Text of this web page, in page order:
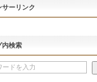
サーリンク
内検索